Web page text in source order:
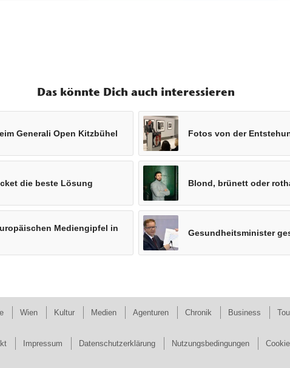
Das könnte Dich auch interessieren
Generali Open Kitzbühel Fotos von der
die beste Lösung Blond, brünett oder
Mediengipfel in
Gesundheitsminister
Wien Kultur Medien Agenturen Chronik Business
Impressum Datenschutzerklärung Nutzungsbedingungen